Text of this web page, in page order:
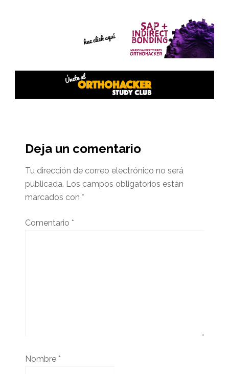
del
lector
Deja un comentario
Tu dirección de correo electrónico no será
publicada. Los campos obligatorios están
marcados con *
Comentario *
Nombre *